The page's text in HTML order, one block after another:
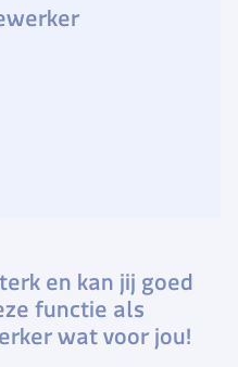
en kan jij goed
functie als
wat voor jou!